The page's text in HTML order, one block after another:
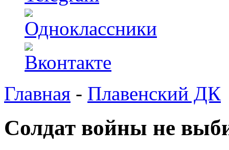
Главная - Плавенский ДК
Солдат войны не